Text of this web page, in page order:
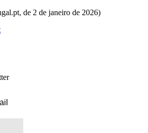
de 2 de janeiro de 2026)